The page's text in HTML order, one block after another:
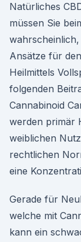
Natürliches
müssen Sie
Ansätze für
Heilmittels
folgenden
Cannabinoid
werden primär
weiblichen
rechtlichen
eine
Gerade für
welche mit
kann ein